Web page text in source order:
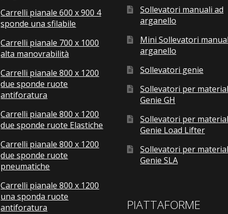
Carrelli pianale 600 x 900 4
sponde una sfilabile
Carrelli pianale 700 x 1000
alta manovrabilità
Carrelli pianale 800 x 1200
due sponde ruote
antiforatura
Carrelli pianale 800 x 1200
due sponde ruote Elastiche
Carrelli pianale 800 x 1200
due sponde ruote
pneumatiche
Carrelli pianale 800 x 1200
una sponda ruote
antiforatura
Sollevatori manuali ad
arganello
Mini Sollevatori
arganello
Sollevatori genie
Sollevatori per
Genie GH
Sollevatori per
Genie Load Lifter
Sollevatori per
Genie SLA
PIATTAFORME